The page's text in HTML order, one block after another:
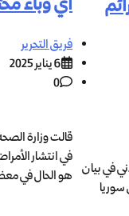
في بيان
سوريا
فريق التحرير
6 يناير 2025
0
قالت وزارة
في انتشار
هو الحال في